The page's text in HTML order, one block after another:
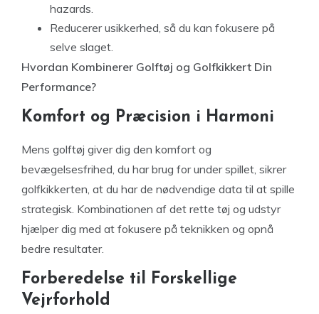
hazards.
Reducerer usikkerhed, så du kan fokusere på
selve slaget.
Hvordan Kombinerer Golftøj og Golfkikkert Din
Performance?
Komfort og Præcision i Harmoni
Mens golftøj giver dig den komfort og
bevægelsesfrihed, du har brug for under spillet, sikrer
golfkikkerten, at du har de nødvendige data til at spille
strategisk. Kombinationen af det rette tøj og udstyr
hjælper dig med at fokusere på teknikken og opnå
bedre resultater.
Forberedelse til Forskellige
Vejrforhold